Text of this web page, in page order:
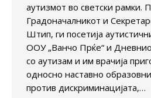
аутизмот во светски рамки.
Градоначалникот и
Штип, ги посетија
ООУ „Ванчо Прќе“ и
со аутизам и им врачија
односно наставно
против дискриминацијата,…